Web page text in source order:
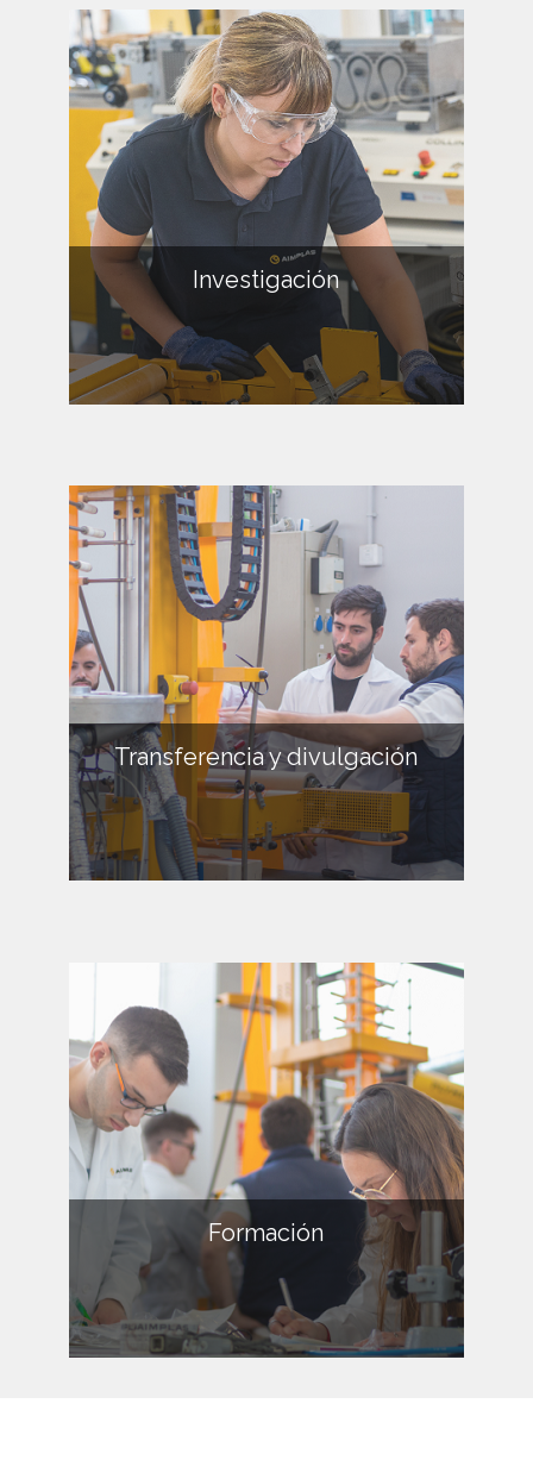
Investigación
Transferencia y divulgación
Formación